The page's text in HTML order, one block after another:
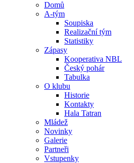
Domů
A-tým
Soupiska
Realizační tým
Statistiky
Zápasy
Kooperativa NBL
Český pohár
Tabulka
O klubu
Historie
Kontakty
Hala Tatran
Mládež
Novinky
Galerie
Partneři
Vstupenky